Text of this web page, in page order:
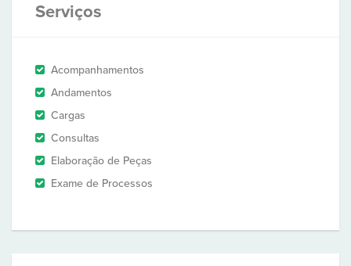
Serviços
Acompanhamentos
Andamentos
Cargas
Consultas
Elaboração de Peças
Exame de Processos